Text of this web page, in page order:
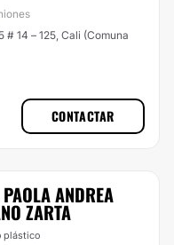
# 14 – 125, Cali (Comuna
CONTACTAR
ANDREA
ZARTA
plástico